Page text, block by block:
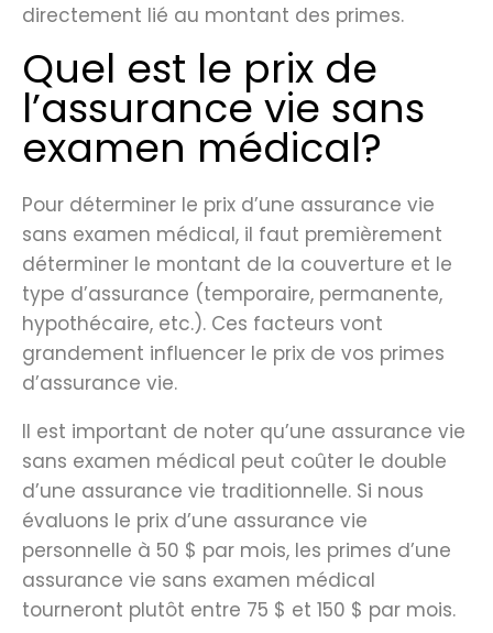
directement lié au montant des primes.
Quel est le prix de
l’assurance vie sans
examen médical?
Pour déterminer le prix d’une assurance vie
sans examen médical, il faut premièrement
déterminer le montant de la couverture et le
type d’assurance (temporaire, permanente,
hypothécaire, etc.). Ces facteurs vont
grandement influencer le prix de vos primes
d’assurance vie.
Il est important de noter qu’une assurance vie
sans examen médical peut coûter le double
d’une assurance vie traditionnelle. Si nous
évaluons le prix d’une assurance vie
personnelle à 50 $ par mois, les primes d’une
assurance vie sans examen médical
tourneront plutôt entre 75 $ et 150 $ par mois.